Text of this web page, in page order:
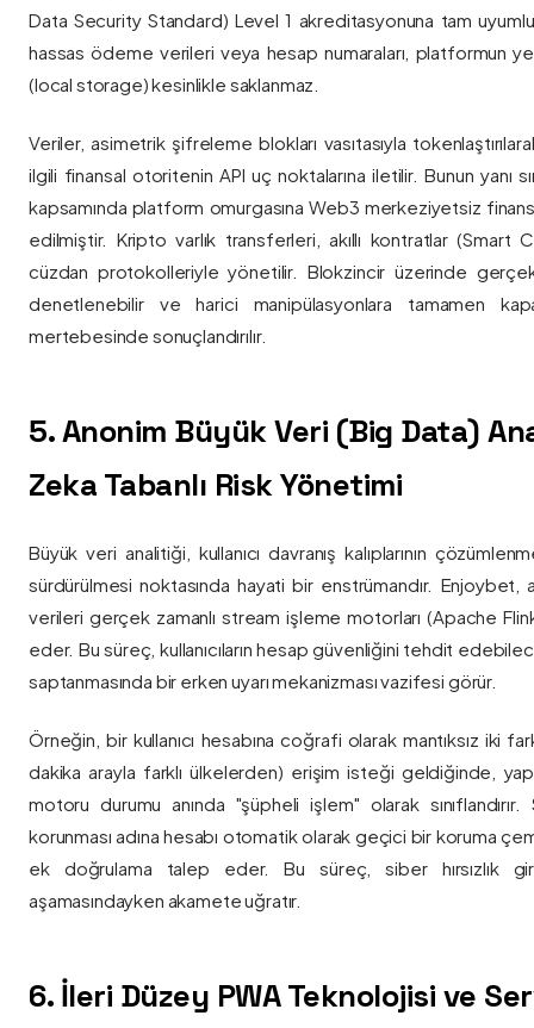
Data Security Standard) Level 1 akreditasyonuna tam
hassas ödeme verileri veya hesap numaraları, platformun
(local storage) kesinlikle saklanmaz.
Veriler, asimetrik şifreleme blokları vasıtasıyla
ilgili finansal otoritenin API uç noktalarına iletilir. Bunun yanı
kapsamında platform omurgasına Web3 merkeziyetsiz
edilmiştir. Kripto varlık transferleri, akıllı kontratlar (Smart
cüzdan protokolleriyle yönetilir. Blokzincir üzerinde
denetlenebilir ve harici manipülasyonlara tamamen
mertebesinde sonuçlandırılır.
5. Anonim Büyük Veri (Big Data)
Zeka Tabanlı Risk Yönetimi
Büyük veri analitiği, kullanıcı davranış kalıplarının
sürdürülmesi noktasında hayati bir enstrümandır. Enjoybet,
verileri gerçek zamanlı stream işleme motorları (Apache Flink
eder. Bu süreç, kullanıcıların hesap güvenliğini tehdit
saptanmasında bir erken uyarı mekanizması vazifesi görür.
Örneğin, bir kullanıcı hesabına coğrafi olarak mantıksız iki
dakika arayla farklı ülkelerden) erişim isteği geldiğinde,
motoru durumu anında "şüpheli işlem" olarak sınıflandırır.
korunması adına hesabı otomatik olarak geçici bir koruma
ek doğrulama talep eder. Bu süreç, siber hırsızlık
aşamasındayken akamete uğratır.
6. İleri Düzey PWA Teknolojisi ve